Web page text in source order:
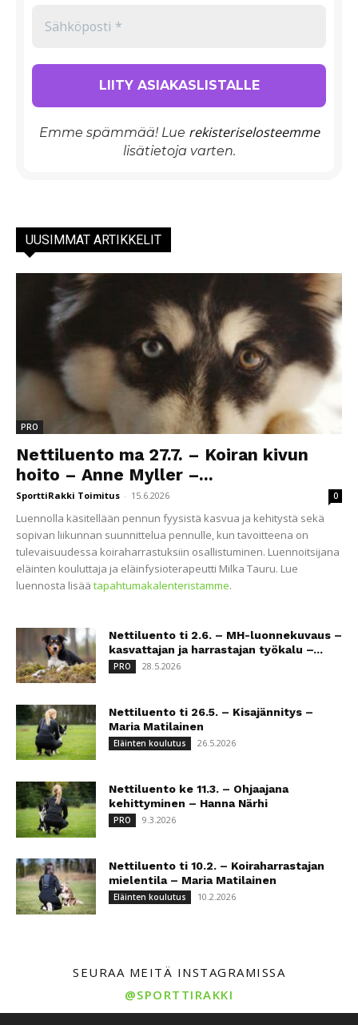
Emme spämmää! Lue rekisteriselosteemme
lisätietoja varten.
UUSIMMAT ARTIKKELIT
PRO
Nettiluento ma 27.7. – Koiran kivun
hoito – Anne Myller –...
SporttiRakki Toimitus - 15.6.2026 0
Luennolla käsitellään pennun fyysistä kasvua ja kehitystä sekä
sopivan liikunnan suunnittelua pennulle, kun tavoitteena on
tulevaisuudessa koiraharrastuksiin osallistuminen. Luennoitsijana
eläinten kouluttaja ja eläinfysioterapeutti Milka Tauru. Lue
luennosta lisää tapahtumakalenteristamme.
Nettiluento ti 2.6. – MH-luonnekuvaus –
kasvattajan ja harrastajan työkalu –...
PRO 28.5.2026
Nettiluento ti 26.5. – Kisajännitys –
Maria Matilainen
Eläinten koulutus 26.5.2026
Nettiluento ke 11.3. – Ohjaajana
kehittyminen – Hanna Närhi
PRO 9.3.2026
Nettiluento ti 10.2. – Koiraharrastajan
mielentila – Maria Matilainen
Eläinten koulutus 10.2.2026
SEURAA MEITÄ INSTAGRAMISSA
@SPORTTIRAKKI